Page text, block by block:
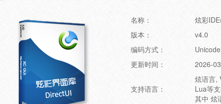
名称：
炫彩
版本：
v4.0
编码方式：
Unicode
更新时间：
2026-
支持语言：
炫语言,
Lua等
其中 炫